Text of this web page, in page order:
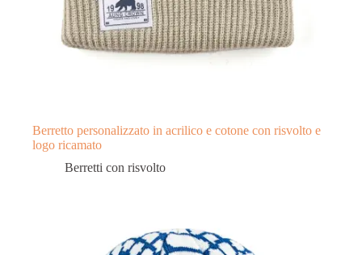
Berretto personalizzato in acrilico e cotone con risvolto e
logo ricamato
Berretti con risvolto